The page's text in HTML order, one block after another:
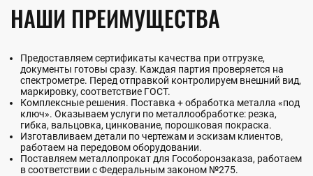
НАШИ ПРЕИМУЩЕСТВА
Предоставляем сертификаты качества при отгрузке,
документы готовы сразу. Каждая партия проверяется на
спектрометре. Перед отправкой контролируем внешний вид,
маркировку, соответствие ГОСТ.
Комплексные решения. Поставка + обработка металла «под
ключ». Оказываем услуги по металлообработке: резка,
гибка, вальцовка, цинкование, порошковая покраска.
Изготавливаем детали по чертежам и эскизам клиентов,
работаем на передовом оборудовании.
Поставляем металлопрокат для Гособоронзаказа, работаем
в соответствии с Федеральным законом №275.